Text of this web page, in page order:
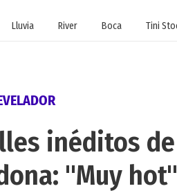
Lluvia River Boca Tini
inéditos
"Muy hot"